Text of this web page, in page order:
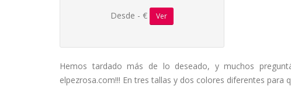
Desde - € Ver
Hemos tardado más de lo deseado, y muchos
elpezrosa.com!!! En tres tallas y dos colores diferentes para